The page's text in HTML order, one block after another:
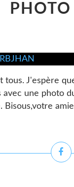
tous. J'espère
avec une photo